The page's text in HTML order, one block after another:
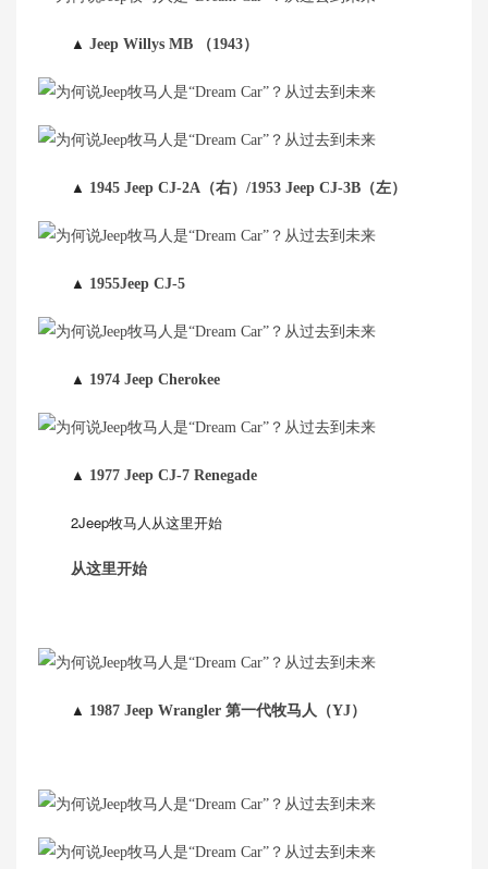
▲ Jeep Willys MB （1943）
▲ 1945 Jeep CJ-2A（右）/1953 Jeep CJ-3B（左）
▲ 1955Jeep CJ-5
▲ 1974 Jeep Cherokee
▲ 1977 Jeep CJ-7 Renegade
2Jeep牧马人从这里开始
从这里开始
▲ 1987 Jeep Wrangler 第一代牧马人（YJ）